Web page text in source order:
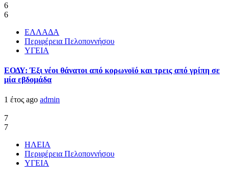
6
6
ΕΛΛΑΔΑ
Περιφέρεια Πελοποννήσου
ΥΓΕΙΑ
ΕΟΔΥ: Έξι νέοι θάνατοι από κορωνοϊό και τρεις από γρίπη σε
μία εβδομάδα
1 έτος ago admin
7
7
ΗΛΕΙΑ
Περιφέρεια Πελοποννήσου
ΥΓΕΙΑ